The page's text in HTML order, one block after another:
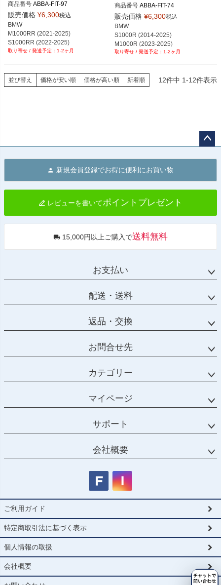
商品番号 ABBA-FIT-97
販売価格 ¥6,300税込
BMW
M1000RR (2021-2025)
S1000RR (2022-2025)
1-2ヶ月
商品番号 ABBA-FIT-74
販売価格 ¥6,300税込
BMW
S1000R (2014-2025)
M1000R (2023-2025)
S1000RR (2009-2021)
HP4 (2012-2014)
1-2ヶ月
並び替え 価格が安い順 価格が高い順 新着順 12件中 1-12件表示
へ
新規会員登録でお得に便利にお買い物
レビューを書いてポイントプレゼント
15,000円以上ご購入で送料無料
お支払い
配送・送料
返品・交換
お問合せ先
カテゴリー
マイページ
サポート
会社概要
ご利用ガイド
特定商取引法に基づく表示
個人情報の取扱
会社概要